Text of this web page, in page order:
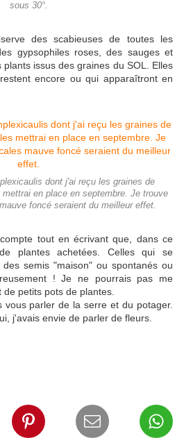
sous 30°.
des scabieuses de toutes les
gypsophiles roses, des sauges et
issus des graines du SOL. Elles
encore ou qui apparaîtront en
dont j'ai reçu les graines de
en place en septembre. Je trouve
foncé seraient du meilleur effet.
tout en écrivant que, dans ce
plantes achetées. Celles qui se
semis "maison" ou spontanés ou
! Je ne pourrais pas me
petits pots de plantes.
vous parler de la serre et du potager.
j'avais envie de parler de fleurs.